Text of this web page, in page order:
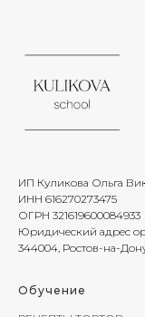
ИП Куликова Ольга
ИНН 616270273475
ОГРН 321619600084933
Юридический адрес
344004, Ростов-на-
Обучение